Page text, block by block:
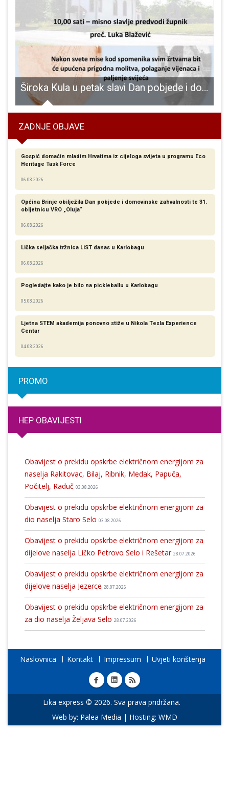
Široka Kula u petak slavi Dan pobjede i domovinske zahvalnosti
ZADNJE OBJAVE
Gospić domaćin mladim Hrvatima iz cijeloga svijeta u programu Eco
Heritage Task Force
06.08.2026
Općina Brinje obilježila Dan pobjede i domovinske zahvalnosti te 31.
obljetnicu VRO „Oluja“
06.08.2026
Lička seljačka tržnica LiST danas u Karlobagu
06.08.2026
Pogledajte kako je bilo na pickleballu u Karlobagu
05.08.2026
Ljetna STEM akademija ponovno stiže u Nikola Tesla Experience
Centar
04.08.2026
PROMO
HEP OBAVIJESTI
Obavijest o prekidu opskrbe električnom energijom za
naselja Rakitovac, Bilaj, Ribnik, Medak, Papuča,
Počitelj, Raduč 03.08.2026
Obavijest o prekidu opskrbe električnom energijom za
dio naselja Staro Selo 03.08.2026
Obavijest o prekidu opskrbe električnom energijom za
dijelove naselja Ličko Petrovo Selo i Rešetar 28.07.2026
Obavijest o prekidu opskrbe električnom energijom za
dijelove naselja Jezerce 28.07.2026
Obavijest o prekidu opskrbe električnom energijom za
za dio naselja Željava Selo 28.07.2026
Naslovnica Kontakt Impressum Uvjeti korištenja
Lika express © 2026. Sva prava pridržana.
Web by: Palea Media | Hosting: WMD